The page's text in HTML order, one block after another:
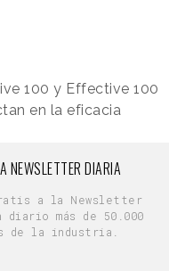
100 y Effective 100
en la eficacia
NEWSLETTER DIARIA
a la Newsletter
diario más de 50.000
de la industria.